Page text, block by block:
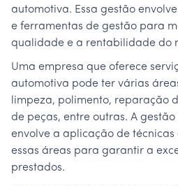
automotiva. Essa gestão
e ferramentas de gestão para
qualidade e a rentabilidade do
Uma empresa que oferece
automotiva pode ter várias
limpeza, polimento, reparação
de peças, entre outras. A
envolve a aplicação de técnicas
essas áreas para garantir a
prestados.